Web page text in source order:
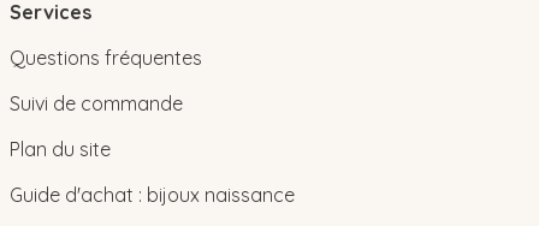
Services
Questions fréquentes
Suivi de commande
Plan du site
Guide d'achat : bijoux naissance